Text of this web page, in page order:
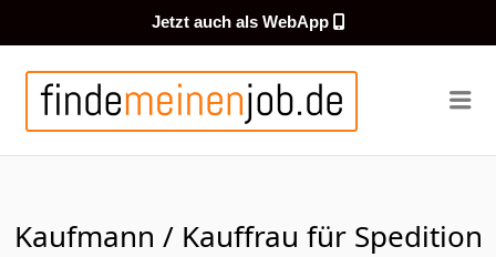
Jetzt auch als WebApp
Kaufmann / Kauffrau für Spedition